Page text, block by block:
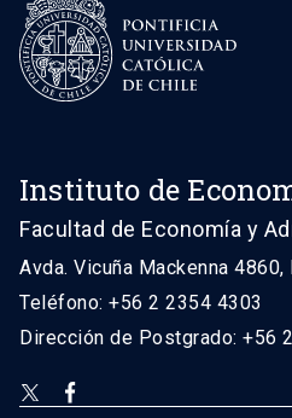
Instituto de
Facultad de Economía y
Avda. Vicuña Mackenna
Teléfono: +56 2 2354 4303
Dirección de Postgrado: +56